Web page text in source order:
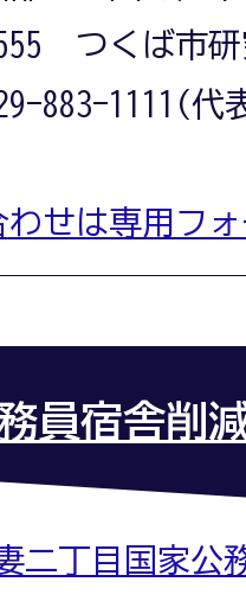
つくば市
883-1111(
わせは専用フ
員宿舎削
二丁目国家公